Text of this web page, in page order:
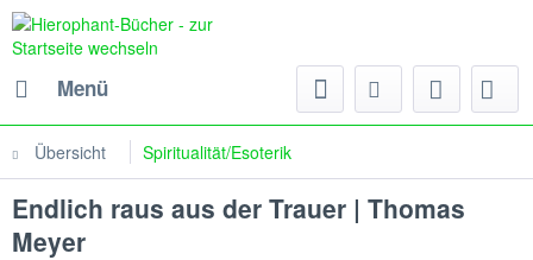
Menü
Übersicht Spiritualität/Esoterik
Endlich raus aus der Trauer | Thomas
Meyer